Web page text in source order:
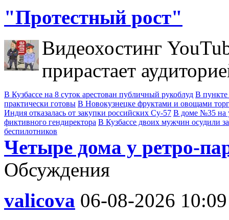
"Протестный рост"
Видеохостинг
прирастает
В Кузбассе на 8 суток арестован публичный рукоблуд В пункте
практически готовы В Новокузнецке фруктами и овощами
Индия отказалась от закупки российских Су-57 В доме №35 на
фиктивного гендиректора В Кузбассе двоих мужчин осудили
беспилотников
Четыре дома у ретро-
Обсуждения
valicova 06-08-2026 10:09